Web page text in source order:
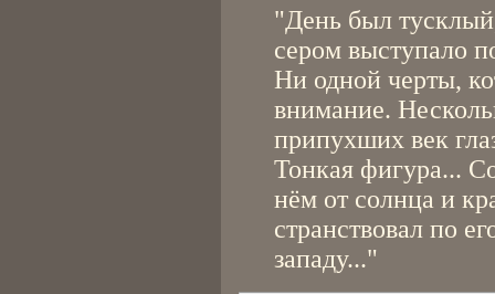
"День был
сером выступало
Ни одной черты,
внимание.
припухших век
Тонкая фигура...
нём от солнца и
странствовал по
западу..."